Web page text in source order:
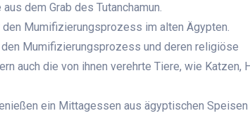
dem Grab des Tutanchamun.
Mumifizierungsprozess im alten Ägypten.
Mumifizierungsprozess und deren religiöse
auch die von ihnen verehrte Tiere, wie Katzen,
ein Mittagessen aus ägyptischen